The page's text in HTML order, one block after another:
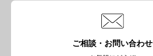
ご相談・お問い合わせ